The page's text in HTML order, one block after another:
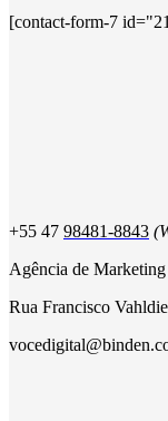
[contact-form-7
+55 47 98481-8843
Agência de
Rua Francisco